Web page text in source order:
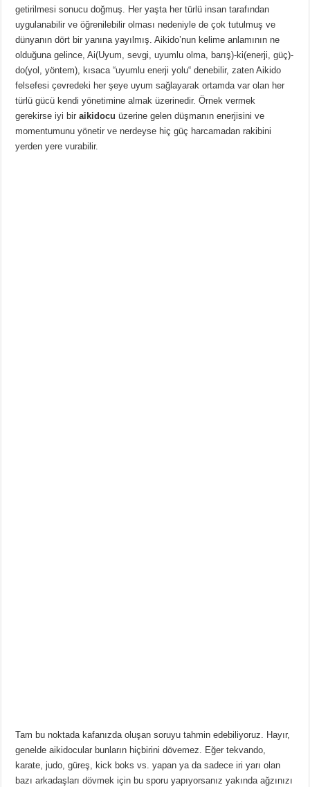
getirilmesi sonucu doğmuş. Her yaşta her türlü insan tarafından
uygulanabilir ve öğrenilebilir olması nedeniyle de çok tutulmuş ve
dünyanın dört bir yanına yayılmış. Aikido’nun kelime anlamının ne
olduğuna gelince, Ai(Uyum, sevgi, uyumlu olma, barış)-ki(enerji, güç)-
do(yol, yöntem), kısaca “uyumlu enerji yolu“ denebilir, zaten Aikido
felsefesi çevredeki her şeye uyum sağlayarak ortamda var olan her
türlü gücü kendi yönetimine almak üzerinedir. Örnek vermek
gerekirse iyi biraikidocu üzerine gelen düşmanın enerjisini ve
momentumunu yönetir ve nerdeyse hiç güç harcamadan rakibini
yerden yere vurabilir.
Tam bu noktada kafanızda oluşan soruyu tahmin edebiliyoruz. Hayır,
genelde aikidocular bunların hiçbirini dövemez. Eğer tekvando,
karate, judo, güreş, kick boks vs. yapan ya da sadece iri yarı olan
bazı arkadaşları dövmek için bu sporu yapıyorsanız yakında ağzınızı